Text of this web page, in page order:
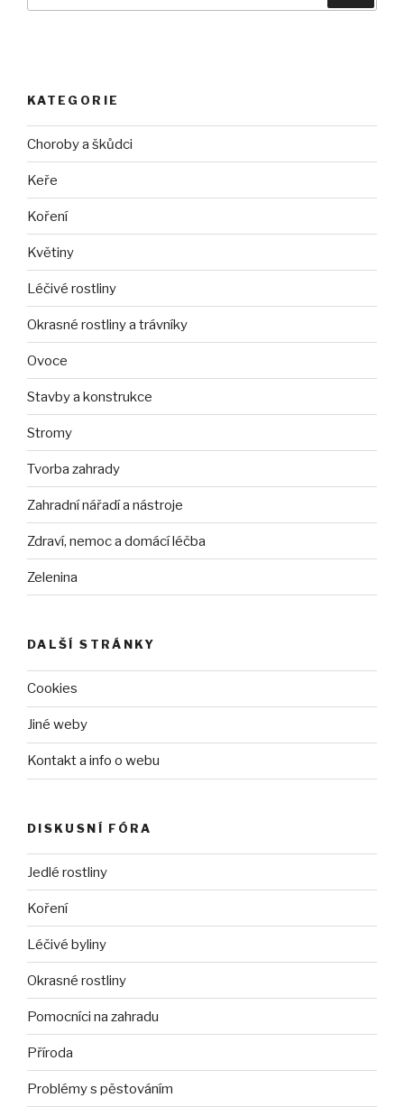
KATEGORIE
Choroby a škůdci
Keře
Koření
Květiny
Léčivé rostliny
Okrasné rostliny a trávníky
Ovoce
Stavby a konstrukce
Stromy
Tvorba zahrady
Zahradní nářadí a nástroje
Zdraví, nemoc a domácí léčba
Zelenina
DALŠÍ STRÁNKY
Cookies
Jiné weby
Kontakt a info o webu
DISKUSNÍ FÓRA
Jedlé rostliny
Koření
Léčivé byliny
Okrasné rostliny
Pomocníci na zahradu
Příroda
Problémy s pěstováním